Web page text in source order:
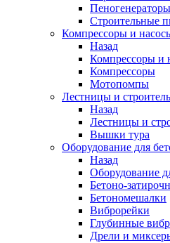
Пеногенераторы
Строительные
Компрессоры и
Назад
Компрессоры и
Компрессоры
Мотопомпы
Лестницы и
Назад
Лестницы и
Вышки тура
Оборудование для
Назад
Оборудование
Бетоно-
Бетономешалки
Виброрейки
Глубинные
Дрели и